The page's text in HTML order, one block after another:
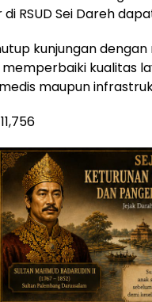
RSUD Sei Dareh
kunjungan
kualitas
maupun
11,756